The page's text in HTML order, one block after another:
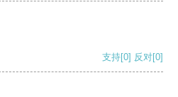
支持[0] 反对[0]